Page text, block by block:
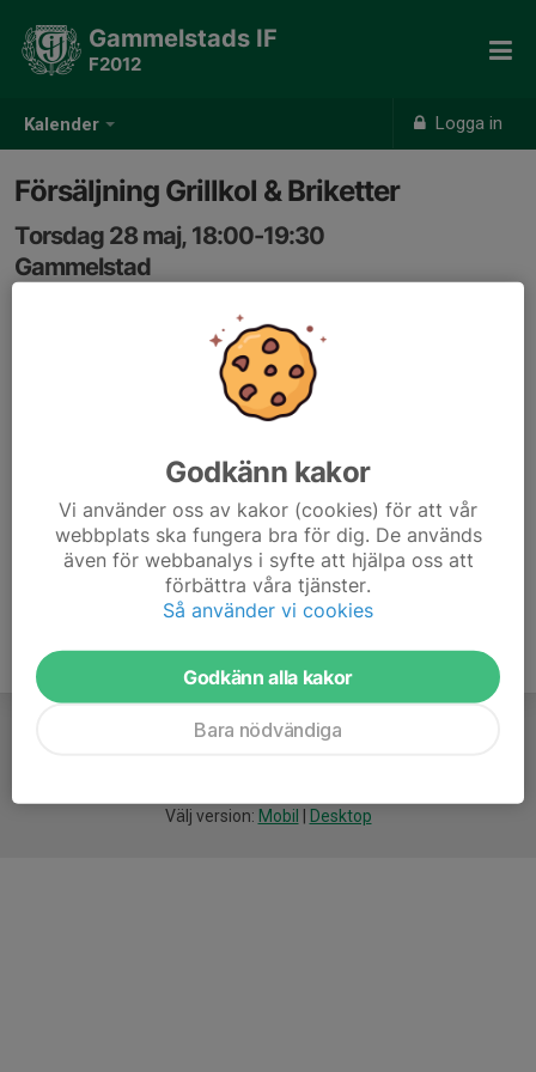
Kalender Logga in
Gammelstads IF
F2012
Försäljning Grillkol & Briketter
Torsdag 28 maj, 18:00-19:30
Gammelstad
Samling: 18:00, Snickarvägen 3 (Emmy), Gammelstad
Vi genomför en gemensam insats spelare och 6-10
föräldrar med bil & Släp om möjligt. Delar upp oss och
knackar dörr i Gammelstad. Det som blir kvar efter
Välj version: Mobil Desktop
Godkänn kakor
Vi använder oss av kakor (cookies) för att vår
webbplats ska fungera bra för dig. De används
även för webbanalys i syfte att hjälpa oss att
förbättra våra tjänster.
Så använder vi cookies
Godkänn alla kakor
Bara nödvändiga